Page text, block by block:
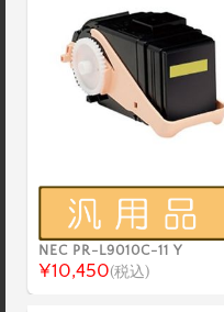
NEC PR-L9010C-11 Y
¥10,450(税込)